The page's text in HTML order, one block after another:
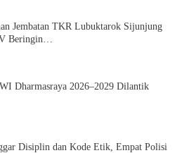
Jembatan TKR Lubuktarok Sijunjung
Beringin…
Dharmasraya 2026–2029 Dilantik
Disiplin dan Kode Etik, Empat Polisi